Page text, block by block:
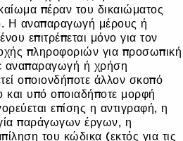
πέραν του δικαιώματος
Η αναπαραγωγή μέρους ή
επιτρέπεται μόνο για τον
πληροφοριών για προσωπική
αναπαραγωγή ή χρήση
οποιονδήποτε άλλον σκοπό
και υπό οποιαδήποτε μορφή
επίσης η αντιγραφή, η
παράγωγων έργων, η
του κώδικα (εκτός για τις